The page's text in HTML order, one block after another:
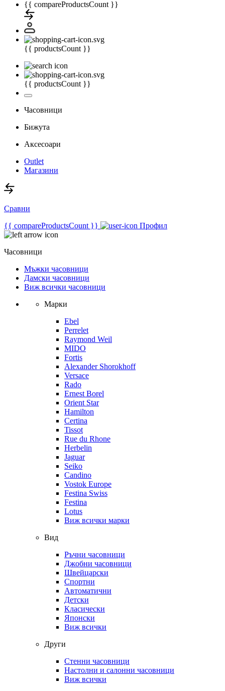
{{ compareProductsCount }}
{{ productsCount }}
{{ productsCount }}
Часовници
Бижута
Аксесоари
Outlet
Магазини
Сравни
{{ compareProductsCount }}
Профил
Часовници
Мъжки часовници
Дамски часовници
Виж всички часовници
Марки
Ebel
Perrelet
Raymond Weil
MIDO
Fortis
Alexander Shorokhoff
Versace
Rado
Ernest Borel
Orient Star
Hamilton
Certina
Tissot
Rue du Rhone
Herbelin
Jaguar
Seiko
Candino
Vostok Europe
Festina Swiss
Festina
Lotus
Виж всички марки
Вид
Ръчни часовници
Джобни часовници
Швейцарски
Спортни
Автоматични
Детски
Класически
Японски
Виж всички
Други
Стенни часовници
Настолни и салонни часовници
Виж всички